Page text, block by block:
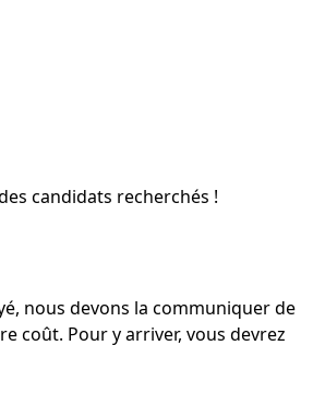
candidats recherchés !
nous devons la communiquer de
coût. Pour y arriver, vous devrez